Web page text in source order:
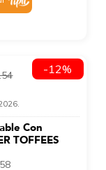
Con
TOFFEES
-12%